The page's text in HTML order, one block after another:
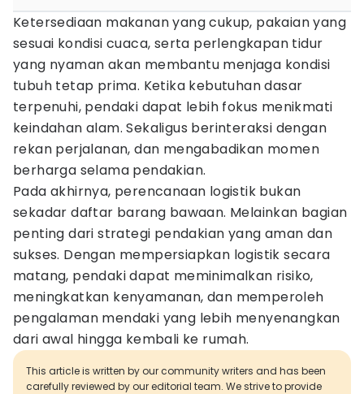
Ketersediaan makanan yang cukup, pakaian yang
sesuai kondisi cuaca, serta perlengkapan tidur
yang nyaman akan membantu menjaga kondisi
tubuh tetap prima. Ketika kebutuhan dasar
terpenuhi, pendaki dapat lebih fokus menikmati
keindahan alam. Sekaligus berinteraksi dengan
rekan perjalanan, dan mengabadikan momen
berharga selama pendakian.
Pada akhirnya, perencanaan logistik bukan
sekadar daftar barang bawaan. Melainkan bagian
penting dari strategi pendakian yang aman dan
sukses. Dengan mempersiapkan logistik secara
matang, pendaki dapat meminimalkan risiko,
meningkatkan kenyamanan, dan memperoleh
pengalaman mendaki yang lebih menyenangkan
dari awal hingga kembali ke rumah.
This article is written by our community writers and has been
carefully reviewed by our editorial team. We strive to provide